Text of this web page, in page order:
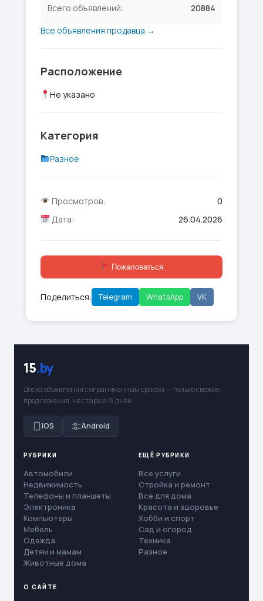
Всего объявлений:
20884
Все объявления продавца →
Расположение
Не указано
Категория
Разное
Просмотров:
0
Дата:
26.04.2026
Пожаловаться
Поделиться: Telegram WhatsApp VK
15.by
Доска объявлений с ограниченным сроком — только свежие
предложения, не старше 15 дней.
iOS Android
РУБРИКИ
Автомобили
Недвижимость
Телефоны и планшеты
Электроника
Компьютеры
Мебель
Одежда
Детям и мамам
Животные дома
ЕЩЁ РУБРИКИ
Все услуги
Стройка и ремонт
Все для дома
Красота и здоровье
Хобби и спорт
Сад и огород
Техника
Разное
О САЙТЕ